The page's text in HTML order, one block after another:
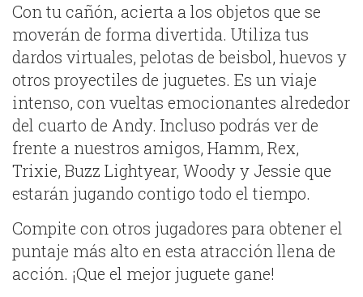
Con tu cañón, acierta a los objetos que se
moverán de forma divertida. Utiliza tus
dardos virtuales, pelotas de beisbol, huevos y
otros proyectiles de juguetes. Es un viaje
intenso, con vueltas emocionantes alrededor
del cuarto de Andy. Incluso podrás ver de
frente a nuestros amigos, Hamm, Rex,
Trixie, Buzz Lightyear, Woody y Jessie que
estarán jugando contigo todo el tiempo.
Compite con otros jugadores para obtener el
puntaje más alto en esta atracción llena de
acción. ¡Que el mejor juguete gane!